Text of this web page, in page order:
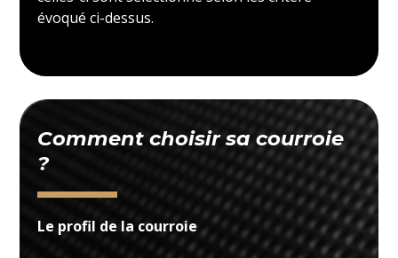
évoqué ci-dessus.
Comment choisir sa courroie
?
Le profil de la courroie